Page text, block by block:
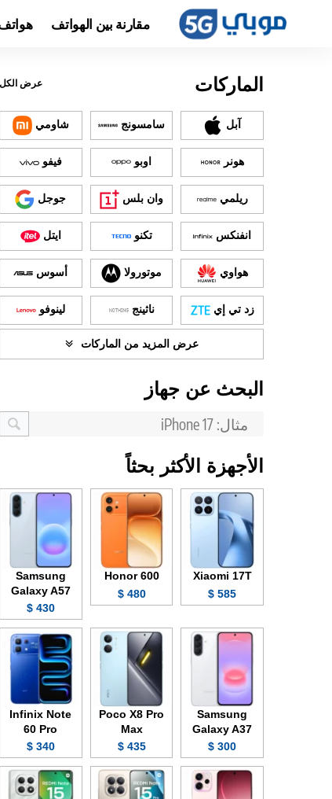
مقارنة بين الهواتف
الماركات عرض الكل
آبل سامسونج شاومي
هونر اوبو فيفو
ريلمي وان بلس جوجل
انفنكس تكنو ايتل
هواوي موتورولا أسوس
زد تي إي ناثينج لينوفو
عرض المزيد من الماركات
البحث عن جهاز
الأجهزة الأكثر بحثاً
Xiaomi 17T
585 $
Honor 600
480 $
Samsung
Galaxy A57
430 $
Samsung
Galaxy A37
300 $
Poco X8 Pro
Max
435 $
Infinix Note
60 Pro
340 $